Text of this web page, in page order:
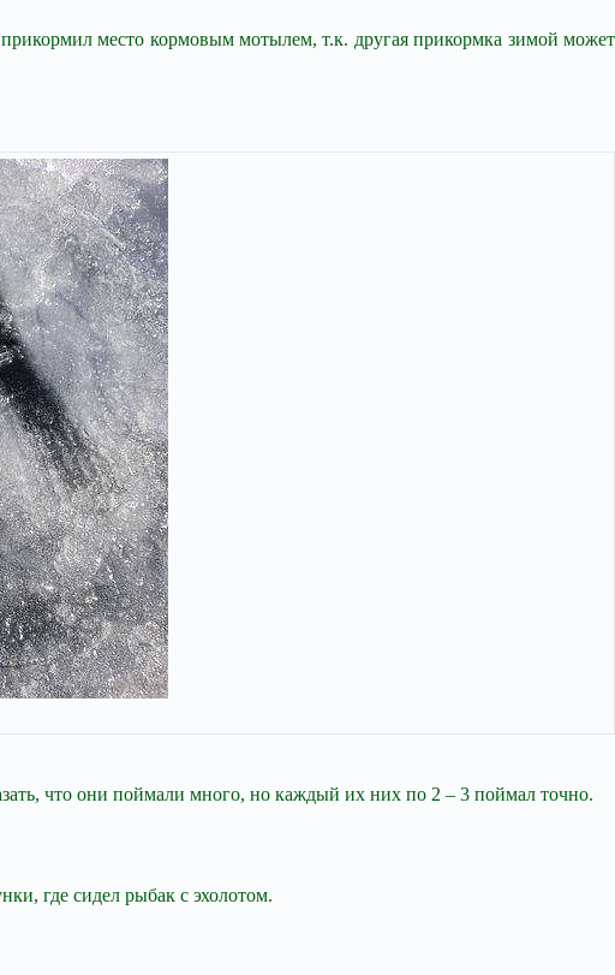
место кормовым мотылем, т.к. другая прикормка зимой может
что они поймали много, но каждый их них по 2 – 3 поймал точно.
где сидел рыбак с эхолотом.